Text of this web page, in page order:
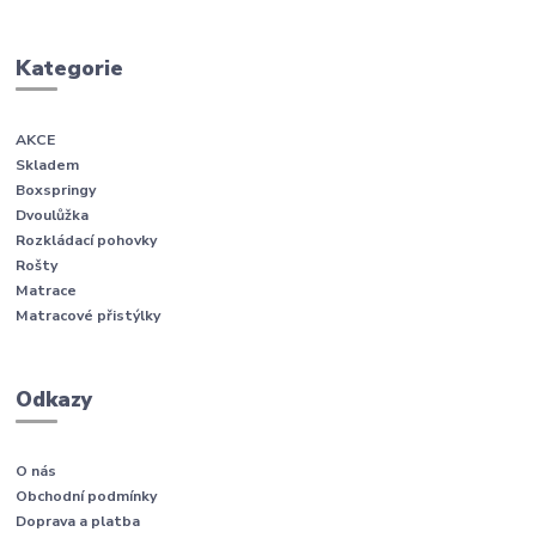
Kategorie
AKCE
Skladem
Boxspringy
Dvoulůžka
Rozkládací pohovky
Rošty
Matrace
Matracové přistýlky
Odkazy
O nás
Obchodní podmínky
Doprava a platba